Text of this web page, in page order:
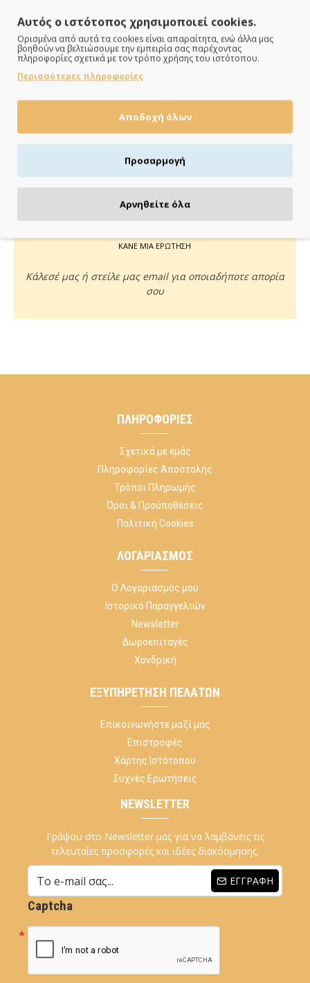
ΠΑΡΑΔΙΔΟΥΜΕ ΓΡΗΓΟΡΑ
Άμεση αποστολή της παραγγελίας σου σε 1 - 2 εργάσιμες
ημέρες
ΠΛΗΡΩΝΕΙΣ ΟΠΩΣ ΘΕΣ
ΚΑΝΕ ΜΙΑ ΕΡΩΤΗΣΗ
Κάλεσέ μας ή στείλε μας email για οποιαδήποτε απορία
σου
ΠΛΗΡΟΦΟΡΊΕΣ
Σχετικά με εμάς
Πληροφορίες Αποστολής
Τρόποι Πληρωμής
Όροι & Προϋποθέσεις
Πολιτική Cookies
ΛΟΓΑΡΙΑΣΜΌΣ
Ο Λογαριασμός μου
Ιστορικό Παραγγελιών
Newsletter
Δωροεπιταγές
Χονδρική
ΕΞΥΠΗΡΈΤΗΣΗ ΠΕΛΑΤΏΝ
Επικοινωνήστε μαζί μας
Επιστροφές
Χάρτης Ιστότοπου
Συχνές Ερωτήσεις
NEWSLETTER
Γράψου στο Newsletter μας για να λαμβάνεις τις
τελευταίες προσφορές και ιδέες διακόσμησης.
ΕΓΓΡΑΦΉ
Captcha
Αυτός ο ιστότοπος χρησιμοποιεί cookies.
Ορισμένα από αυτά τα cookies είναι απαραίτητα, ενώ άλλα μας
βοηθούν να βελτιώσουμε την εμπειρία σας παρέχοντας
πληροφορίες σχετικά με τον τρόπο χρήσης του ιστότοπου.
Περισσότερες πληροφορίες
Αποδοχή όλων
Προσαρμογή
Αρνηθείτε όλα